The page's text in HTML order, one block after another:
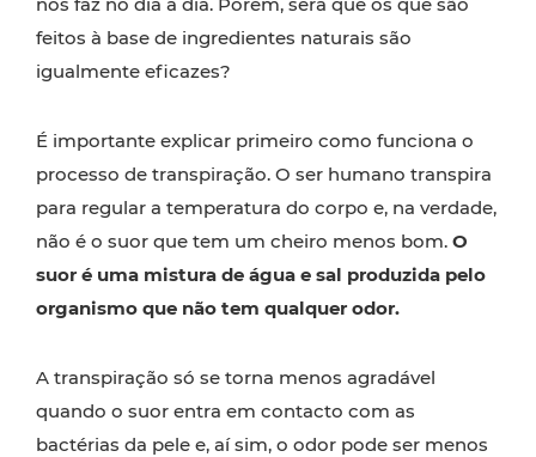
feitos à base de ingredientes naturais são
igualmente eficazes?
É importante explicar primeiro como funciona o
processo de transpiração. O ser humano transpira
para regular a temperatura do corpo e, na verdade,
não é o suor que tem um cheiro menos bom. O
suor é uma mistura de água e sal produzida pelo
organismo que não tem qualquer odor.
A transpiração só se torna menos agradável
quando o suor entra em contacto com as
bactérias da pele e, aí sim, o odor pode ser menos